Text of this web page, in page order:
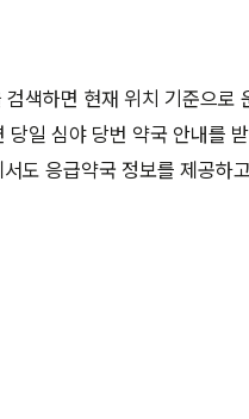
검색하면 현재 위치 기준으로
일 심야 당번 약국 안내를
도 응급약국 정보를 제공하고